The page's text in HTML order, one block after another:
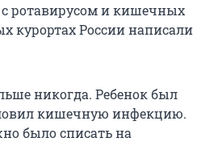
с ротавирусом и кишечных
курортах России написали
никогда. Ребенок был
кишечную инфекцию.
было списать на